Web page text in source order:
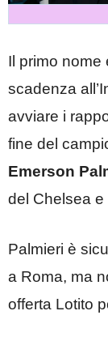
Il primo nome
scadenza
avviare i
fine del
Emerson
del Chelsea e
Palmieri è
a Roma, ma
offerta Lotito